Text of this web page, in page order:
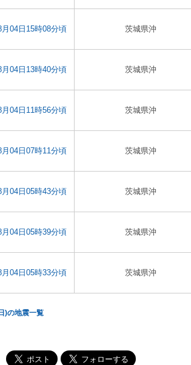
月04日15時08分頃 茨城県沖
月04日13時40分頃 茨城県沖
月04日11時56分頃 茨城県沖
月04日07時11分頃 茨城県沖
月04日05時43分頃 茨城県沖
月04日05時39分頃 茨城県沖
月04日05時33分頃 茨城県沖
)の地震一覧